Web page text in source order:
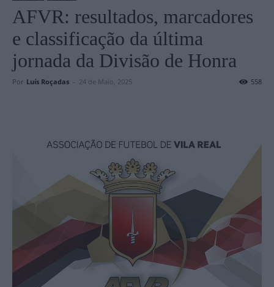
AFVR: resultados, marcadores
e classificação da última
jornada da Divisão de Honra
Por Luís Roçadas - 24 de Maio, 2025 558